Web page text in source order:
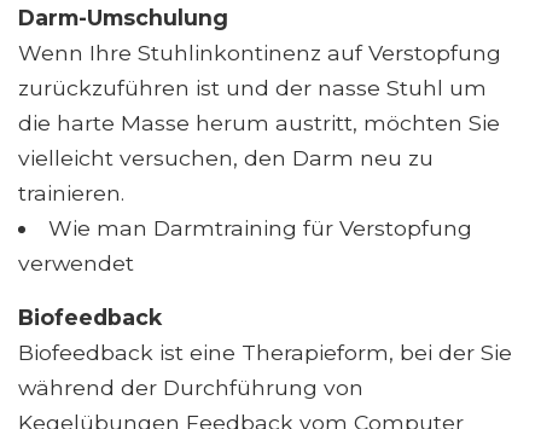
Darm-Umschulung
Wenn Ihre Stuhlinkontinenz auf Verstopfung
zurückzuführen ist und der nasse Stuhl um
die harte Masse herum austritt, möchten Sie
vielleicht versuchen, den Darm neu zu
trainieren.
Wie man Darmtraining für Verstopfung
verwendet
Biofeedback
Biofeedback ist eine Therapieform, bei der Sie
während der Durchführung von
Kegelübungen Feedback vom Computer